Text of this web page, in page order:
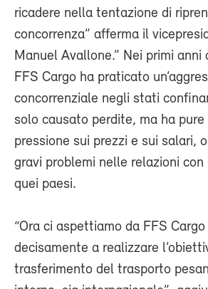
ricadere nella tentazione di
concorrenza” afferma il
Manuel Avallone.” Nei primi anni
FFS Cargo ha praticato
concorrenziale negli stati
solo causato perdite, ma ha
pressione sui prezzi e sui salari,
gravi problemi nelle relazioni con
quei paesi.
“Ora ci aspettiamo da FFS
decisamente a realizzare
trasferimento del trasporto